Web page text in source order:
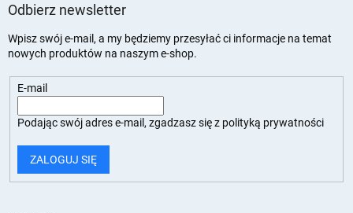
Odbierz newsletter
Wpisz swój e-mail, a my będziemy przesyłać ci informacje na temat
nowych produktów na naszym e-shop.
E-mail
Podając swój adres e-mail, zgadzasz się z polityką prywatności
ZALOGUJ SIĘ